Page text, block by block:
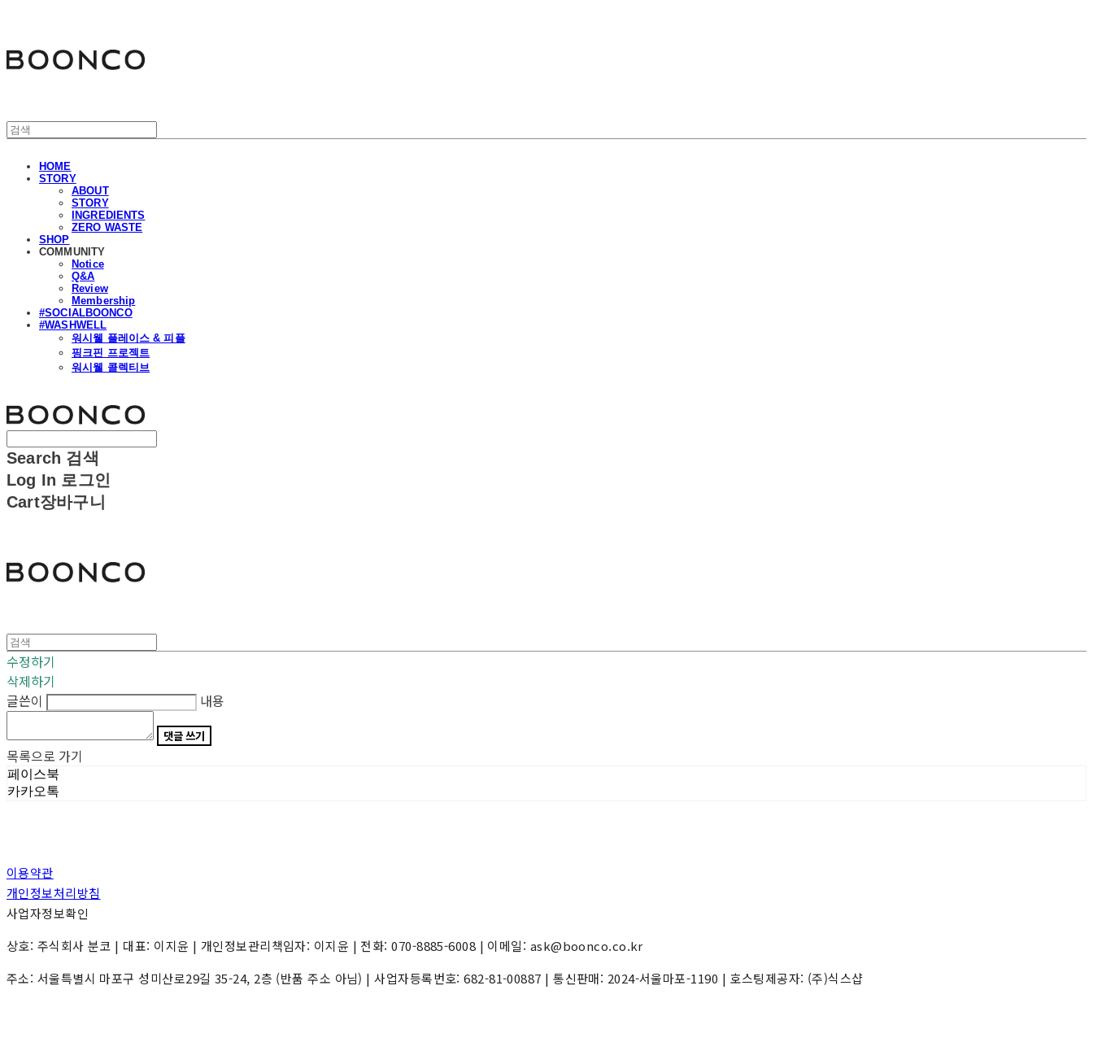
HOME
STORY
ABOUT
STORY
INGREDIENTS
ZERO WASTE
SHOP
COMMUNITY
Notice
Q&A
Review
Membership
#SOCIALBOONCO
#WASHWELL
워시웰 플레이스 & 피플
핑크핀 프로젝트
워시웰 콜렉티브
Search 검색
Log In 로그인
Cart장바구니
수정하기
삭제하기
글쓴이
내용
댓글 쓰기
목록으로 가기
페이스북
카카오톡
이용약관
개인정보처리방침
사업자정보확인
상호: 주식회사 분코 | 대표: 이지윤 | 개인정보관리책임자: 이지윤 | 전화: 070-8885-6008 | 이메일: ask@boonco.co.kr
주소: 서울특별시 마포구 성미산로29길 35-24, 2층 (반품 주소 아님) | 사업자등록번호:682-81-00887 | 통신판매: 2024-서울마포-1190 | 호스팅제공자: (주)식스샵